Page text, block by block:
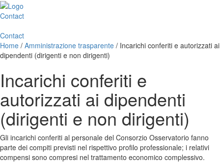
Contact
Contact
Home / Amministrazione trasparente / Incarichi conferiti e autorizzati ai
dipendenti (dirigenti e non dirigenti)
Incarichi conferiti e
autorizzati ai dipendenti
(dirigenti e non dirigenti)
Gli incarichi conferiti al personale del Consorzio Osservatorio fanno
parte dei compiti previsti nel rispettivo profilo professionale; i relativi
compensi sono compresi nel trattamento economico complessivo.